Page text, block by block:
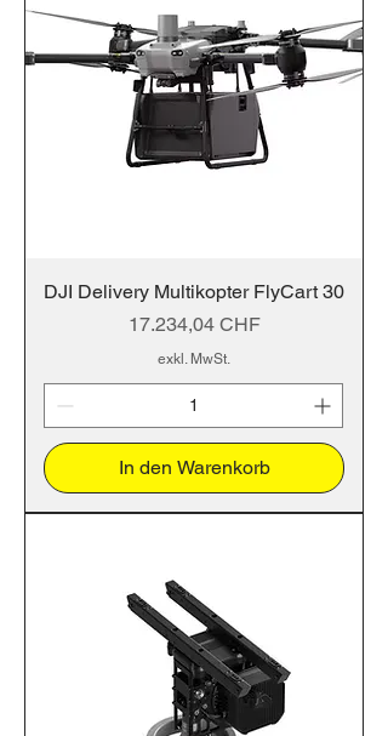
DJI Delivery Multikopter FlyCart 30
Preis
17.234,04 CHF
exkl. MwSt.
In den Warenkorb